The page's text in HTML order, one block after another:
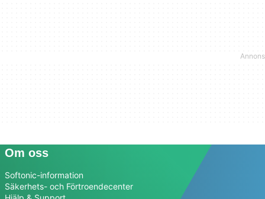
Om oss
Softonic-information
Säkerhets- och Förtroendecenter